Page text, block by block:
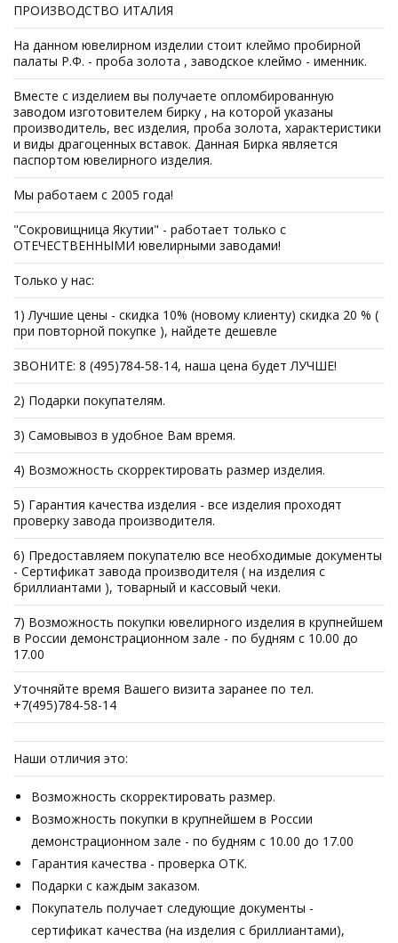
ПРОИЗВОДСТВО ИТАЛИЯ
На данном ювелирном изделии стоит клеймо пробирной
палаты Р.Ф. - проба золота , заводское клеймо - именник.
Вместе с изделием вы получаете опломбированную
заводом изготовителем бирку , на которой указаны
производитель, вес изделия, проба золота, характеристики
и виды драгоценных вставок. Данная Бирка является
паспортом ювелирного изделия.
Мы работаем с 2005 года!
"Сокровищница Якутии" - работает только с
ОТЕЧЕСТВЕННЫМИ ювелирными заводами!
Только у нас:
1) Лучшие цены - скидка 10% (новому клиенту) скидка 20 % (
при повторной покупке ), найдете дешевле
ЗВОНИТЕ: 8 (495)784-58-14, наша цена будет ЛУЧШЕ!
2) Подарки покупателям.
3) Самовывоз в удобное Вам время.
4) Возможность скорректировать размер изделия.
5) Гарантия качества изделия - все изделия проходят
проверку завода производителя.
6) Предоставляем покупателю все необходимые документы
- Сертификат завода производителя ( на изделия с
бриллиантами ), товарный и кассовый чеки.
7) Возможность покупки ювелирного изделия в крупнейшем
в России демонстрационном зале - по будням с 10.00 до
17.00
Уточняйте время Вашего визита заранее по тел.
+7(495)784-58-14
Наши отличия это:
Возможность скорректировать размер.
Возможность покупки в крупнейшем в России
демонстрационном зале - по будням с 10.00 до 17.00
Гарантия качества - проверка ОТК.
Подарки с каждым заказом.
Покупатель получает следующие документы -
сертификат качества (на изделия с бриллиантами),